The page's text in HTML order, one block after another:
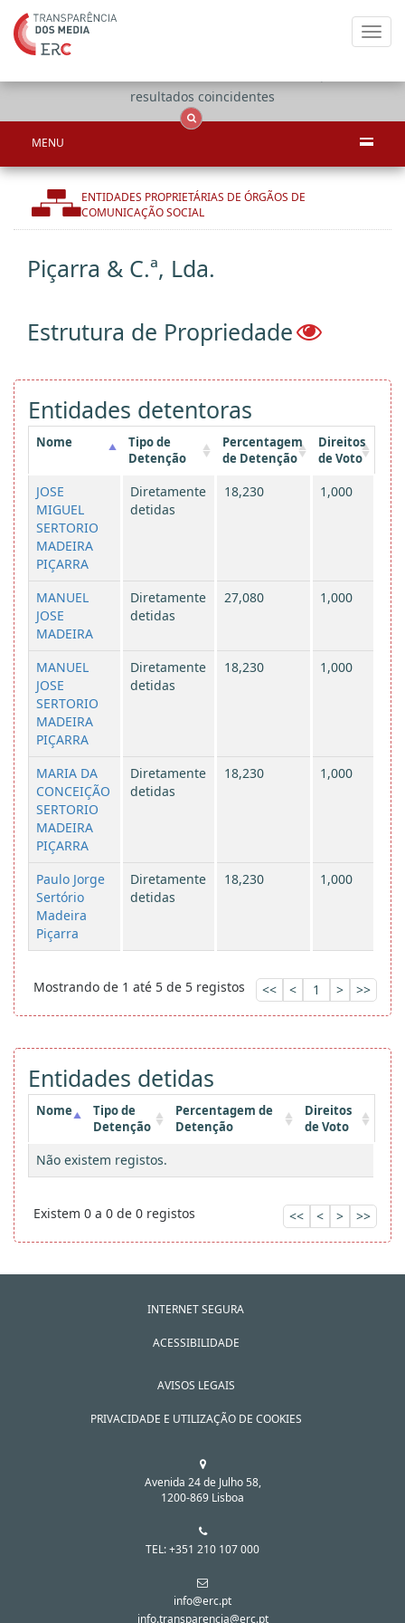
resultados coincidentes
MENU
ENTIDADES PROPRIETÁRIAS DE ÓRGÃOS DE
COMUNICAÇÃO SOCIAL
Piçarra & C.ª, Lda.
Estrutura de Propriedade
Entidades detentoras
Nome
Tipo de
Detenção
Percentagem
de Detenção
Direitos
de Voto
JOSE
MIGUEL
SERTORIO
MADEIRA
PIÇARRA
Diretamente
detidas
18,230 1,000
MANUEL
JOSE
MADEIRA
Diretamente
detidas
27,080 1,000
MANUEL
JOSE
SERTORIO
MADEIRA
PIÇARRA
Diretamente
detidas
18,230 1,000
MARIA DA
CONCEIÇÃO
SERTORIO
MADEIRA
PIÇARRA
Diretamente
detidas
18,230 1,000
Paulo Jorge
Sertório
Madeira
Piçarra
Diretamente
detidas
18,230 1,000
Mostrando de 1 até 5 de 5 registos << < 1 > >>
Entidades detidas
Nome
Tipo de
Detenção
Percentagem de
Detenção
Direitos
de Voto
Não existem registos.
Existem 0 a 0 de 0 registos << < > >>
INTERNET SEGURA
ACESSIBILIDADE
AVISOS LEGAIS
PRIVACIDADE E UTILIZAÇÃO DE COOKIES
Avenida 24 de Julho 58,
1200-869 Lisboa
TEL: +351 210 107 000
info@erc.pt
info.transparencia@erc.pt